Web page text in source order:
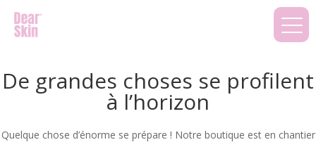
De grandes choses se profilent
à l’horizon
Quelque chose d’énorme se prépare ! Notre boutique est en chantier